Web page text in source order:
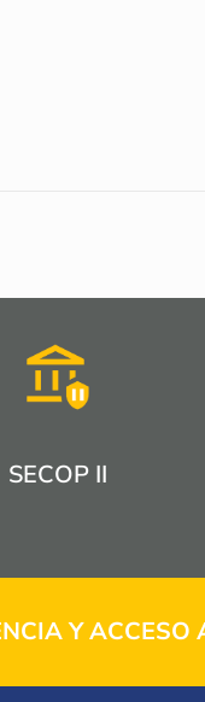
SECOP II
Y